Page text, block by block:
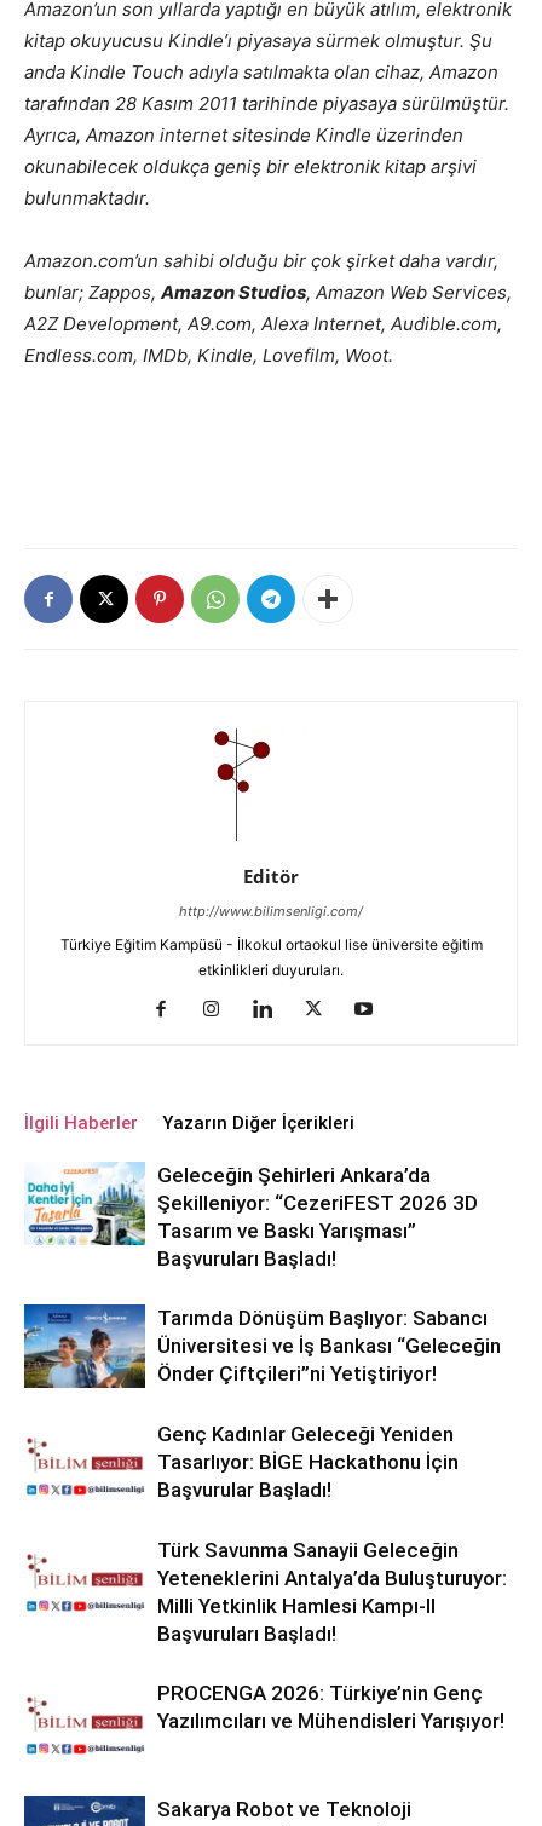
Amazon’un son yıllarda yaptığı en büyük atılım, elektronik
kitap okuyucusu Kindle’ı piyasaya sürmek olmuştur. Şu
anda Kindle Touch adıyla satılmakta olan cihaz, Amazon
tarafından 28 Kasım 2011 tarihinde piyasaya sürülmüştür.
Ayrıca, Amazon internet sitesinde Kindle üzerinden
okunabilecek oldukça geniş bir elektronik kitap arşivi
bulunmaktadır.
Amazon.com’un sahibi olduğu bir çok şirket daha vardır,
bunlar; Zappos, Amazon Studios, Amazon Web Services,
A2Z Development, A9.com, Alexa Internet, Audible.com,
Endless.com, IMDb, Kindle, Lovefilm, Woot.
Editör
http://www.bilimsenligi.com/
Türkiye Eğitim Kampüsü - İlkokul ortaokul lise üniversite eğitim
etkinlikleri duyuruları.
İlgili Haberler Yazarın Diğer İçerikleri
Geleceğin Şehirleri Ankara’da
Şekilleniyor: “CezeriFEST 2026 3D
Tasarım ve Baskı Yarışması”
Başvuruları Başladı!
Tarımda Dönüşüm Başlıyor: Sabancı
Üniversitesi ve İş Bankası “Geleceğin
Önder Çiftçileri”ni Yetiştiriyor!
Genç Kadınlar Geleceği Yeniden
Tasarlıyor: BİGE Hackathonu İçin
Başvurular Başladı!
Türk Savunma Sanayii Geleceğin
Yeteneklerini Antalya’da Buluşturuyor:
Milli Yetkinlik Hamlesi Kampı-II
Başvuruları Başladı!
PROCENGA 2026: Türkiye’nin Genç
Yazılımcıları ve Mühendisleri Yarışıyor!
Sakarya Robot ve Teknoloji